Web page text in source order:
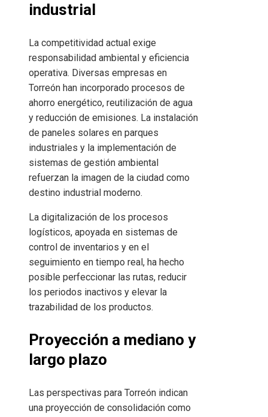
industrial
La competitividad actual exige
responsabilidad ambiental y eficiencia
operativa. Diversas empresas en
Torreón han incorporado procesos de
ahorro energético, reutilización de agua
y reducción de emisiones. La instalación
de paneles solares en parques
industriales y la implementación de
sistemas de gestión ambiental
refuerzan la imagen de la ciudad como
destino industrial moderno.
La digitalización de los procesos
logísticos, apoyada en sistemas de
control de inventarios y en el
seguimiento en tiempo real, ha hecho
posible perfeccionar las rutas, reducir
los periodos inactivos y elevar la
trazabilidad de los productos.
Proyección a mediano y
largo plazo
Las perspectivas para Torreón indican
una proyección de consolidación como